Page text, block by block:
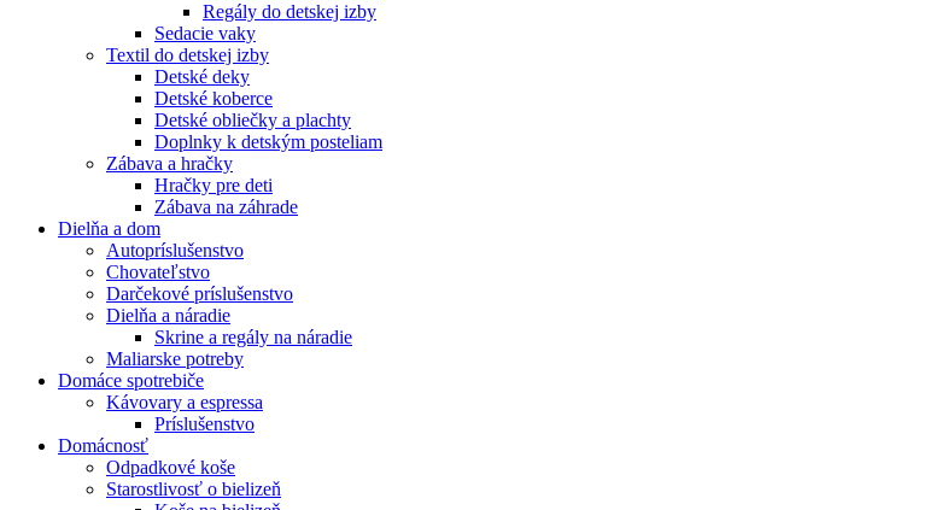
Regály do detskej izby
Sedacie vaky
Textil do detskej izby
Detské deky
Detské koberce
Detské obliečky a plachty
Doplnky k detským posteliam
Zábava a hračky
Hračky pre deti
Zábava na záhrade
Dielňa a dom
Autopríslušenstvo
Chovateľstvo
Darčekové príslušenstvo
Dielňa a náradie
Skrine a regály na náradie
Maliarske potreby
Domáce spotrebiče
Kávovary a espressa
Príslušenstvo
Domácnosť
Odpadkové koše
Starostlivosť o bielizeň